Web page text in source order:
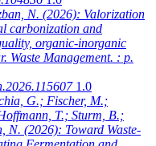
N. (2026): Valorization
carbonization and
organic-inorganic
Waste Management. : p.
1.0
G.; Fischer, M.;
T.; Sturm, B.;
N. (2026): Toward Waste-